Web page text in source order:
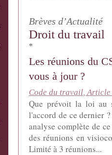
Brèves d’Actualité
Droit du travail
*
Les réunions du
vous à jour ?
Code du travail,
Que prévoit la loi au
l'accord de ce dernier
analyse complète de
des réunions en
Limité à 3 réunions...